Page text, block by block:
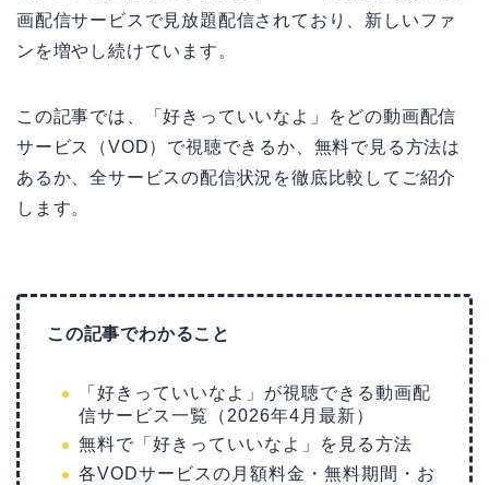
画配信サービスで見放題配信されており、新しいファ
ンを増やし続けています。
この記事では、「好きっていいなよ」をどの動画配信
サービス（VOD）で視聴できるか、無料で見る方法は
あるか、全サービスの配信状況を徹底比較してご紹介
します。
この記事でわかること
「好きっていいなよ」が視聴できる動画配
信サービス一覧（2026年4月最新）
無料で「好きっていいなよ」を見る方法
各VODサービスの月額料金・無料期間・お